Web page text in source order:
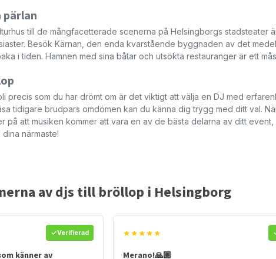
pärlan
till de mångfacetterade scenerna på Helsingborgs stadsteater
Besök Kärnan, den enda kvarstående byggnaden av det
i tiden. Hamnen med sina båtar och utsökta restauranger är ett
precis som du har drömt om är det viktigt att välja en DJ med
tidigare brudpars omdömen kan du känna dig trygg med ditt val.
på att musiken kommer att vara en av de bästa delarna av ditt
närmaste!
av djs till bröllop i Helsingborg
Verifierad
känner av
★★★★★
Merano!🙏🏽